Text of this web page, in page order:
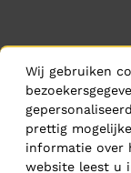
Wij gebruiken
prettig
informatie over
website leest u